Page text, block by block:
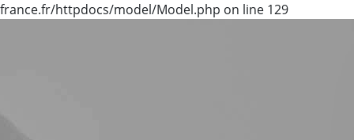
france.fr/httpdocs/model/Model.php on line 129